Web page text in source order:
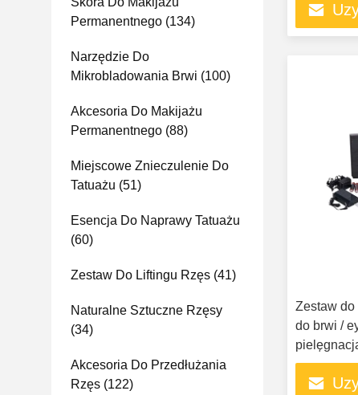
Permanentnego (134)
Narzędzie Do
Mikrobladowania Brwi (100)
Akcesoria Do Makijażu
Permanentnego (88)
Miejscowe Znieczulenie Do
Tatuażu (51)
Esencja Do Naprawy Tatuażu
(60)
Zestaw Do Liftingu Rzęs (41)
Naturalne Sztuczne Rzęsy
(34)
Akcesoria Do Przedłużania
Rzęs (122)
Zestaw do
do brwi /